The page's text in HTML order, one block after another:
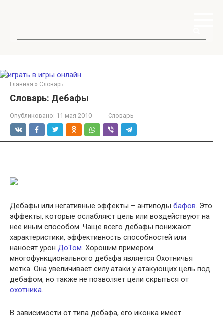
Главная » Словарь
Словарь: Дебафы
Опубликовано: 11 мая 2010 Словарь
Дебафы или негативные эффекты – антиподы бафов. Это
эффекты, которые ослабляют цель или воздействуют на
нее иным способом. Чаще всего дебафы понижают
характеристики, эффективность способностей или
наносят урон ДоТом. Хорошим примером
многофункционального дебафа является Охотничья
метка. Она увеличивает силу атаки у атакующих цель под
дебафом, но также не позволяет цели скрыться от
охотника.
В зависимости от типа дебафа, его иконка имеет